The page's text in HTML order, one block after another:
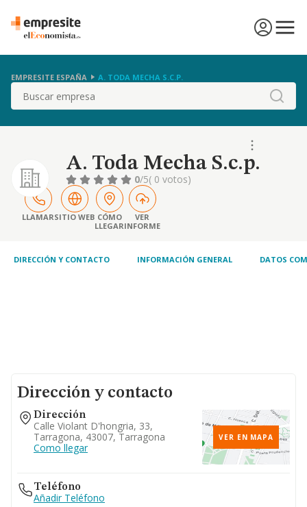
EMPRESITE ESPAÑA A. TODA MECHA S.C.P.
Buscar
A. Toda Mecha S.c.p.
0/5( 0 votos)
LLAMARSITIO WEB CÓMO
LLEGAR
VER
INFORME
DIRECCIÓN Y CONTACTO INFORMACIÓN GENERAL DATOS
Dirección y contacto
Dirección
Calle Violant D'hongria, 33,
Tarragona, 43007, Tarragona
Como llegar
VER EN MAPA
Teléfono
Añadir Teléfono